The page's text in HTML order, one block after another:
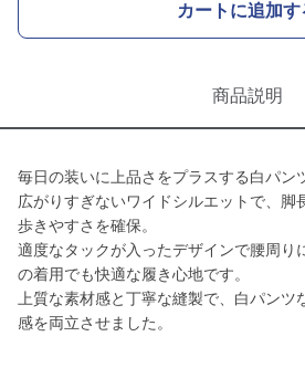
カートに追加す
商品説明
毎日の装いに上品さをプラスする白パン
広がりすぎないワイドシルエットで、脚
歩きやすさを確保。
適度なタックが入ったデザインで腰周り
の着用でも快適な履き心地です。
上質な素材感と丁寧な縫製で、白パンツ
感を両立させました。